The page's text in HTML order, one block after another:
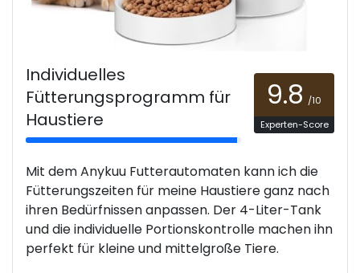
Individuelles
Fütterungsprogramm für
Haustiere
9.8 /10
Experten-Score
Mit dem Anykuu Futterautomaten kann ich die
Fütterungszeiten für meine Haustiere ganz nach
ihren Bedürfnissen anpassen. Der 4-Liter-Tank
und die individuelle Portionskontrolle machen ihn
perfekt für kleine und mittelgroße Tiere.